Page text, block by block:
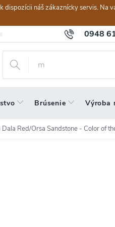
náš zákaznícky servis.
0948
Hodnotenie obchodu
Brúsenie Výroba
Red/Orsa Sandstone - Color of